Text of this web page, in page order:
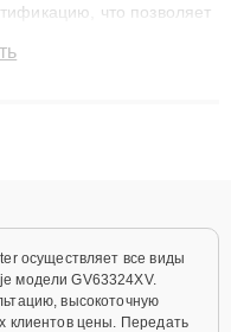
что позволяет
лет. Наши мастера
осуществляет все виды
модели GV63324XV.
высокоточную
клиентов цены. Передать